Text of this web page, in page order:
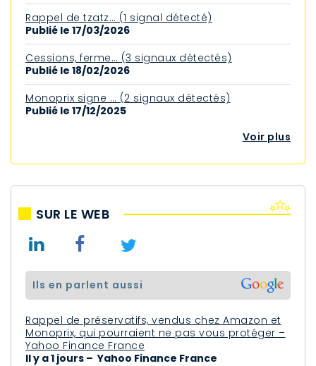
Rappel de tzatz… (1 signal détecté)
Publié le 17/03/2026
Cessions, ferme… (3 signaux détectés)
Publié le 18/02/2026
Monoprix signe … (2 signaux détectés)
Publié le 17/12/2025
Voir plus
SUR LE WEB
ils en parlent aussi
Rappel de préservatifs, vendus chez Amazon et
Monoprix, qui pourraient ne pas vous protéger –
Yahoo Finance France
Il y a 1 jours – Yahoo Finance France